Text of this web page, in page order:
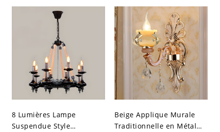
120 V Noir Bougie
8 Lumières Lampe
Suspendue Style
Beige Applique Murale
Traditionnelle en Métal